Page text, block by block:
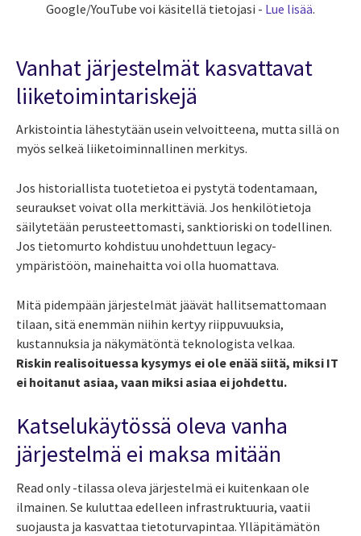
Google/YouTube voi käsitellä tietojasi - Lue lisää.
Vanhat järjestelmät kasvattavat
liiketoimintariskejä
Arkistointia lähestytään usein velvoitteena, mutta sillä on
myös selkeä liiketoiminnallinen merkitys.
Jos historiallista tuotetietoa ei pystytä todentamaan,
seuraukset voivat olla merkittäviä. Jos henkilötietoja
säilytetään perusteettomasti, sanktioriski on todellinen.
Jos tietomurto kohdistuu unohdettuun legacy-
ympäristöön, mainehaitta voi olla huomattava.
Mitä pidempään järjestelmät jäävät hallitsemattomaan
tilaan, sitä enemmän niihin kertyy riippuvuuksia,
kustannuksia ja näkymätöntä teknologista velkaa.
Riskin realisoituessa kysymys ei ole enää siitä, miksi IT
ei hoitanut asiaa, vaan miksi asiaa ei johdettu.
Katselukäytössä oleva vanha
järjestelmä ei maksa mitään
Read only -tilassa oleva järjestelmä ei kuitenkaan ole
ilmainen. Se kuluttaa edelleen infrastruktuuria, vaatii
suojausta ja kasvattaa tietoturvapintaa. Ylläpitämätön